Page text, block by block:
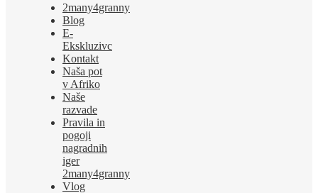
2many4granny
Blog
E-
Ekskluzivc
Kontakt
Naša pot
v Afriko
Naše
razvade
Pravila in
pogoji
nagradnih
iger
2many4granny
Vlog